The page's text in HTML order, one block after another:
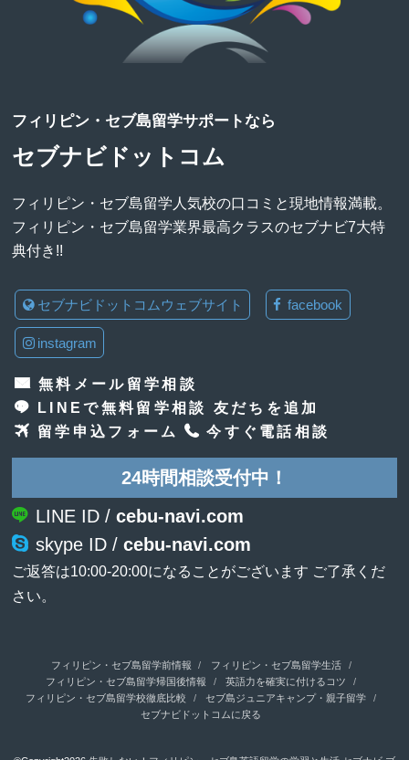
フィリピン・セブ島留学サポートなら
セブナビドットコム
フィリピン・セブ島留学人気校の口コミと現地情報満載。
フィリピン・セブ島留学業界最高クラスのセブナビ7大特
典付き!!
セブナビドットコムウェブサイト facebook
instagram
無料メール留学相談
LINEで無料留学相談 友だちを追加
留学申込フォーム
今すぐ電話相談
24時間相談受付中！
LINE ID /cebu-navi.com
skype ID /cebu-navi.com
ご返答は10:00-20:00になることがございます ご了承くだ
さい。
フィリピン・セブ島留学前情報
フィリピン・セブ島留学生活
フィリピン・セブ島留学帰国後情報
英語力を確実に付けるコツ
フィリピン・セブ島留学校徹底比較
セブ島ジュニアキャンプ・親子留学
セブナビドットコムに戻る